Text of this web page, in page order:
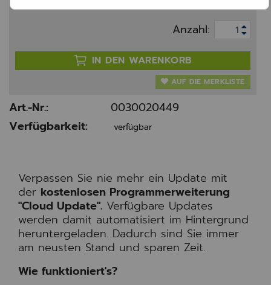
Anzahl:
IN DEN WARENKORB
AUF DIE MERKLISTE
Art.-Nr.:
0030020449
Verfügbarkeit:
verfügbar
Verpassen Sie nie mehr ein Update mit
der kostenlosen Programmerweiterung
"Cloud Update". Verfügbare Updates
werden damit automatisiert im Hintergrund
heruntergeladen. Dadurch sind Sie immer
am neusten Stand und sparen Zeit.
Wie funktioniert's?